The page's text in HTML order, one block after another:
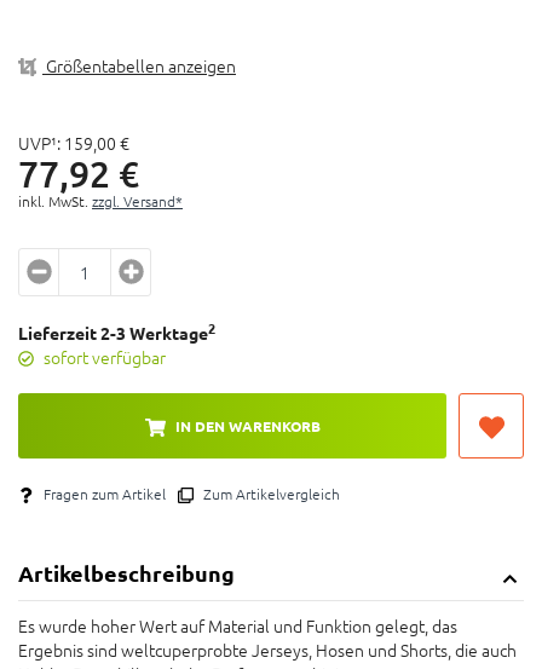
Material: 92% Polyester, 8% Elasthane
Größentabellen anzeigen
UVP¹: 159, 00 €
77,92 €
inkl. MwSt. zzgl. Versand*
Lieferzeit 2-3 Werktage2
sofort verfügbar
IN DEN WARENKORB
Fragen zum Artikel Zum Artikelvergleich
Artikelbeschreibung
Es wurde hoher Wert auf Material und Funktion gelegt, das
Ergebnis sind weltcuperprobte Jerseys, Hosen und Shorts, die auch